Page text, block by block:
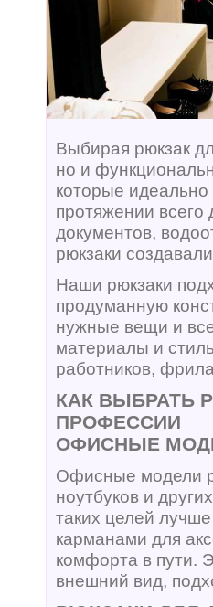
Выбирая рюкзак
но и
которые
протяжении
документов,
рюкзаки
Наши рюкзаки
продуманную
нужные вещи и
материалы и
работников,
КАК ВЫБРАТЬ
ПРОФЕССИИ
ОФИСНЫЕ
Офисные модели
ноутбуков и
таких целей
карманами для
комфорта в пути.
внешний вид,